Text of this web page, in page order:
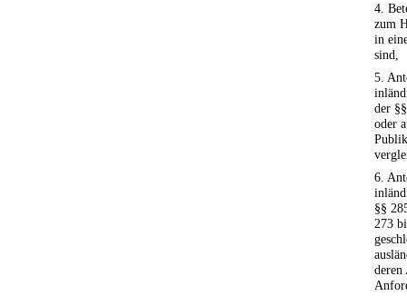
4.
zum
in
sind,
5.
der
oder
6.
§§
273